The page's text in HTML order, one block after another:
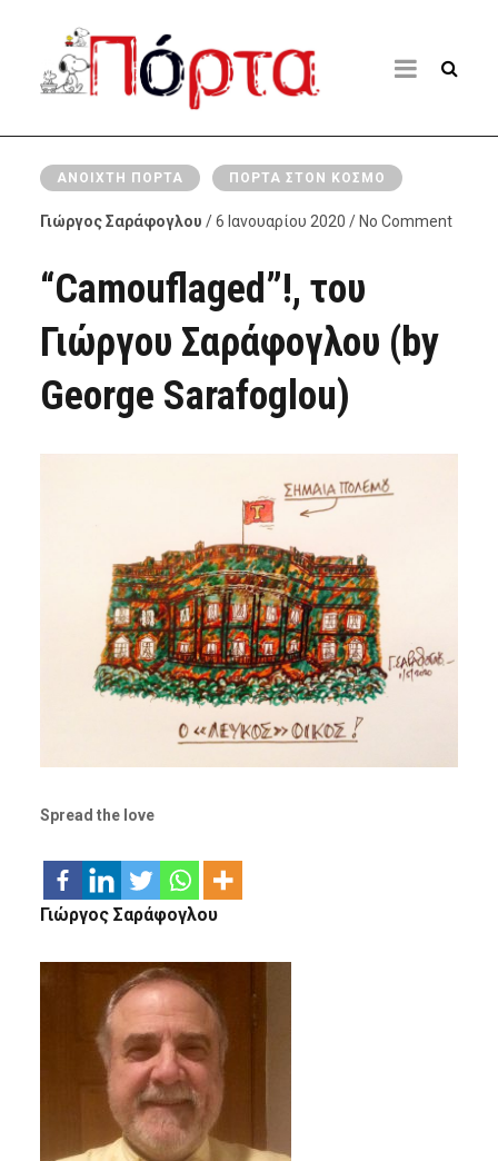
ΑΝΟΙΧΤΉ ΠΌΡΤΑ ΠΌΡΤΑ ΣΤΟΝ ΚΌΣΜΟ
Γιώργος Σαράφογλου / 6 Ιανουαρίου 2020 / No Comment
“Camouflaged”!, του
Γιώργου Σαράφογλου (by
George Sarafoglou)
Spread the love
Γιώργος Σαράφογλου